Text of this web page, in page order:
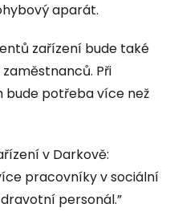
aparát.
zařízení bude také
Při
bude potřeba více než
v Darkově:
pracovníky v sociální
personál.”